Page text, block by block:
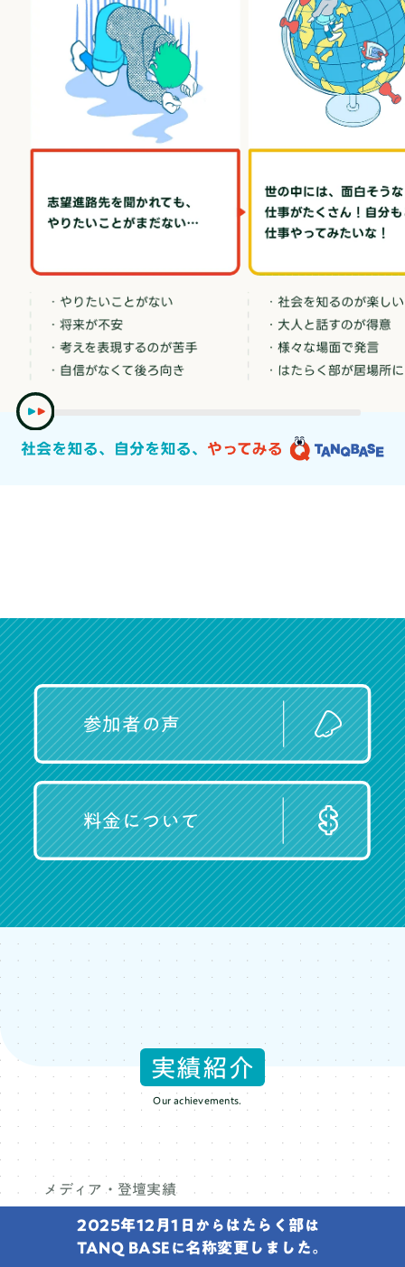
参加者の声
料金について
実績紹介
メディア・登壇実績
2025年12月1日 から はたらく部は
TANQ BASE に名称変更しました。